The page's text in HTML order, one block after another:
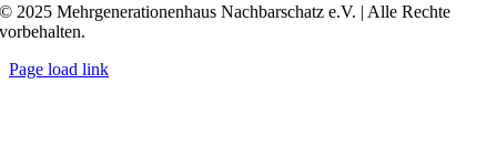
© 2025 Mehrgenerationenhaus Nachbarschatz e.V. | Alle Rechte
vorbehalten.
Page load link